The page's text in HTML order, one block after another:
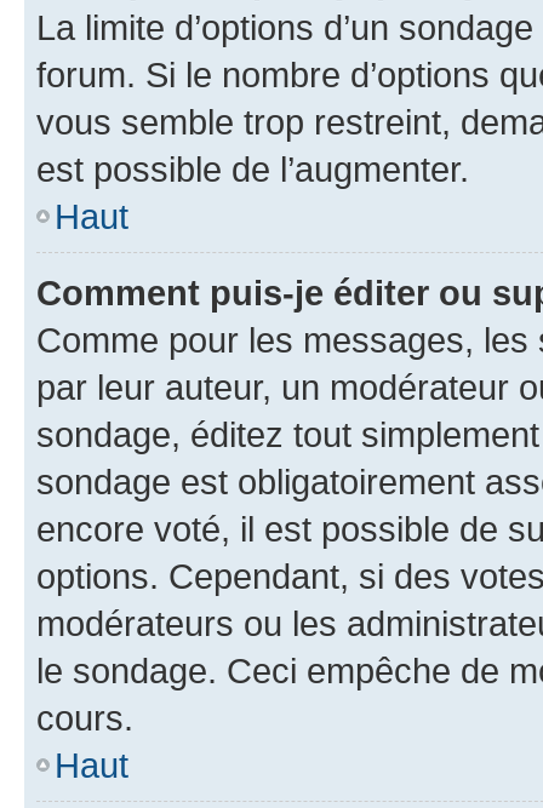
La limite d’options d’un
forum. Si le nombre d’options
vous semble trop restreint,
est possible de l’augmenter.
Haut
Comment puis-je éditer ou
Comme pour les messages,
par leur auteur, un modérateur
sondage, éditez tout
sondage est obligatoirement
encore voté, il est possible de
options. Cependant, si des
modérateurs ou les
le sondage. Ceci empêche de
cours.
Haut